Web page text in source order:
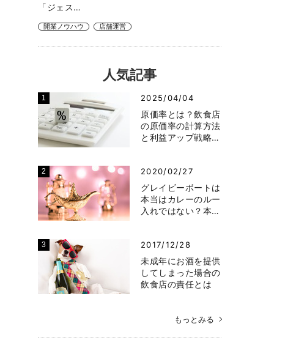
「ジェス…
開業ノウハウ 店舗運営
人気記事
2025/04/04
原価率とは？飲食店
の原価率の計算方法
と利益アップ戦略…
2020/02/27
グレイビーボートは
本当はカレーのルー
入れではない？本…
2017/12/28
未成年にお酒を提供
してしまった場合の
飲食店の責任とは
もっとみる